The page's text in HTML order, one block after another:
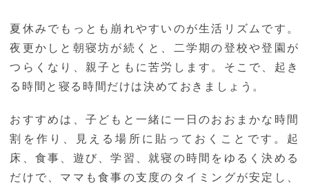
夏休みでもっとも崩れやすいのが生活リズムです。
夜更かしと朝寝坊が続くと、二学期の登校や登園が
つらくなり、親子ともに苦労します。そこで、起き
る時間と寝る時間だけは決めておきましょう。
おすすめは、子どもと一緒に一日のおおまかな時間
割を作り、見える場所に貼っておくことです。起
床、食事、遊び、学習、就寝の時間をゆるく決める
だけで、ママも食事の支度のタイミングが安定し、